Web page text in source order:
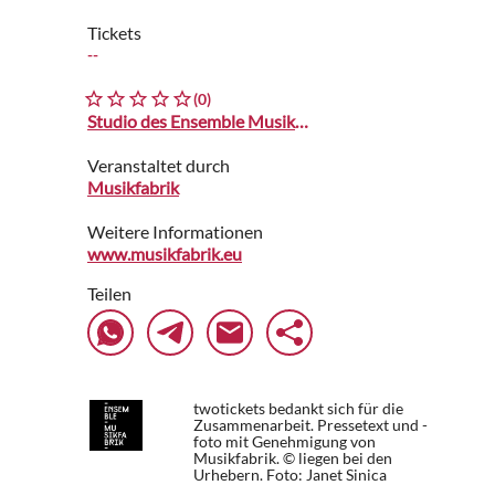
Tickets
--
(0)
Studio des Ensemble Musikfabrik
Veranstaltet durch
Musikfabrik
Weitere Informationen
www.musikfabrik.eu
Teilen
twotickets bedankt sich für die
Zusammenarbeit. Pressetext und -
foto mit Genehmigung von
Musikfabrik. © liegen bei den
Urhebern. Foto: Janet Sinica